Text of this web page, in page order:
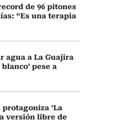
de 96 pitones
“Es una terapia
agua a La Guajira
pese a
‘La
versión libre de